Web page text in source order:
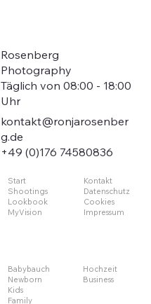
Rosenberg
Photography
Täglich von 08:00 - 18:00
Uhr
kontakt@ronjarosenber
g.de
+49 (0)176 74580836
Start
Shootings
Lookbook
MyVision
Kontakt
Datenschutz
Cookies
Impressum
Babybauch
Newborn
Kids
Family
Hochzeit
Business